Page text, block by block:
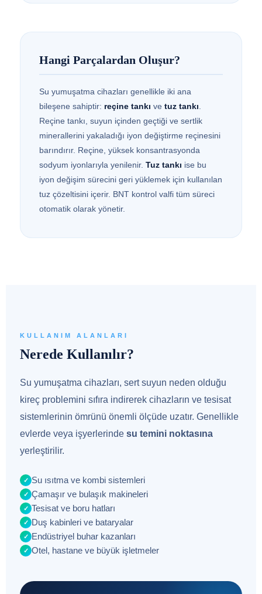
Hangi Parçalardan Oluşur?
Su yumuşatma cihazları genellikle iki ana
bileşene sahiptir: reçine tankı ve tuz tankı
Reçine tankı, suyun içinden geçtiği ve sertlik
minerallerini yakaladığı iyon değiştirme reçinesini
barındırır. Reçine, yüksek konsantrasyonda
sodyum iyonlarıyla yenilenir. Tuz tankı ise bu
iyon değişim sürecini geri yüklemek için kullanılan
tuz çözeltisini içerir. BNT kontrol valfi tüm süreci
otomatik olarak yönetir.
KULLANIM ALANLARI
Nerede Kullanılır?
Su yumuşatma cihazları, sert suyun neden olduğu
kireç problemini sıfıra indirerek cihazların ve tesisat
sistemlerinin ömrünü önemli ölçüde uzatır. Genellikle
evlerde veya işyerlerinde su temini noktasına
yerleştirilir.
✓ Su ısıtma ve kombi sistemleri
✓ Çamaşır ve bulaşık makineleri
✓ Tesisat ve boru hatları
✓ Duş kabinleri ve bataryalar
✓ Endüstriyel buhar kazanları
✓ Otel, hastane ve büyük işletmeler